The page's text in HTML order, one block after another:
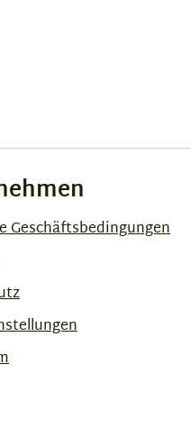
Geschäftsbedingungen